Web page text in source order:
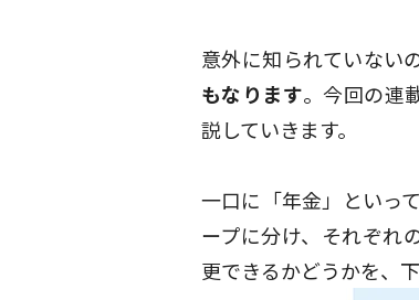
意外に知られていない
もなります。今回の連
説していきます。
一口に「年金」といっ
ープに分け、それぞれ
更できるかどうかを、